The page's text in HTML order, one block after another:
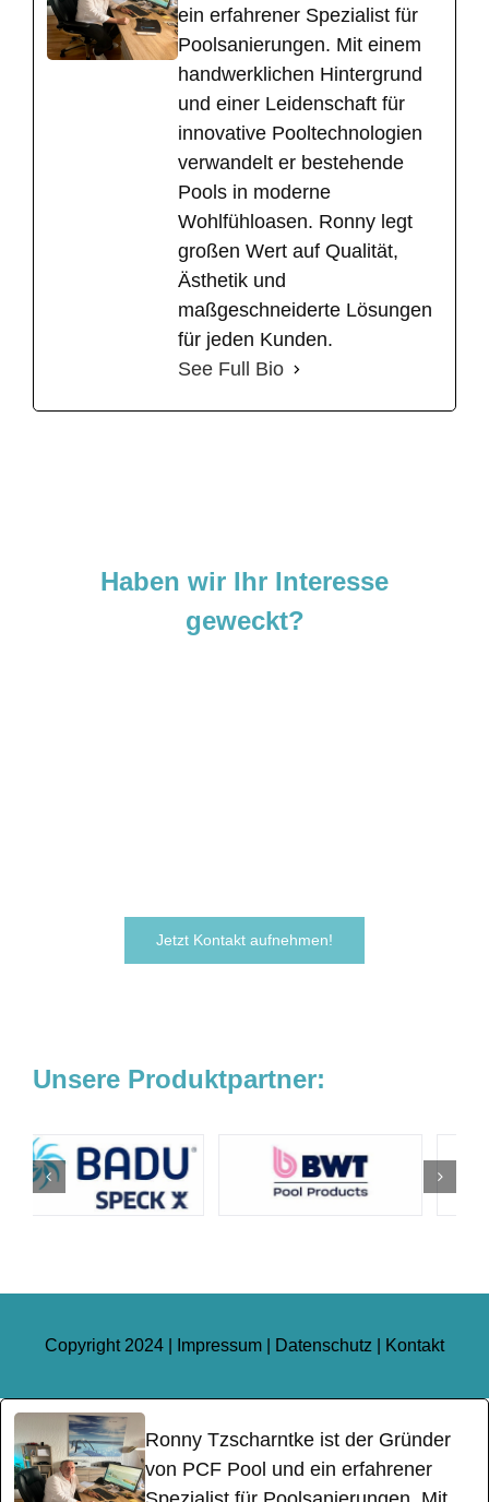
ein erfahrener Spezialist für
Poolsanierungen. Mit einem
handwerklichen Hintergrund
und einer Leidenschaft für
innovative Pooltechnologien
verwandelt er bestehende
Pools in moderne
Wohlfühloasen. Ronny legt
großen Wert auf Qualität,
Ästhetik und
maßgeschneiderte Lösungen
für jeden Kunden.
See Full Bio
Haben wir Ihr Interesse
geweckt?
Jetzt Kontakt aufnehmen!
Unsere Produktpartner:
Copyright 2024 | Impressum Datenschutz Kontakt
Ronny Tzscharntke ist der Gründer
von PCF Pool und ein erfahrener